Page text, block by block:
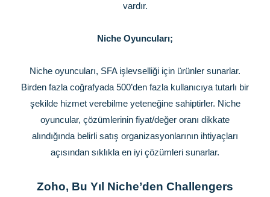
vardır.
Niche Oyuncuları;
Niche oyuncuları, SFA işlevselliği için ürünler sunarlar.
Birden fazla coğrafyada 500’den fazla kullanıcıya tutarlı bir
şekilde hizmet verebilme yeteneğine sahiptirler. Niche
oyuncular, çözümlerinin fiyat/değer oranı dikkate
alındığında belirli satış organizasyonlarının ihtiyaçları
açısından sıklıkla en iyi çözümleri sunarlar.
Zoho, Bu Yıl Niche’den Challengers